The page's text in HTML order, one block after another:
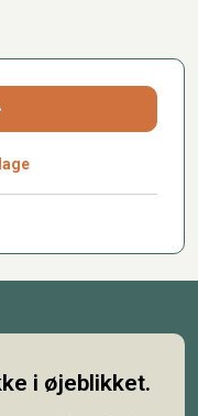
i øjeblikket.